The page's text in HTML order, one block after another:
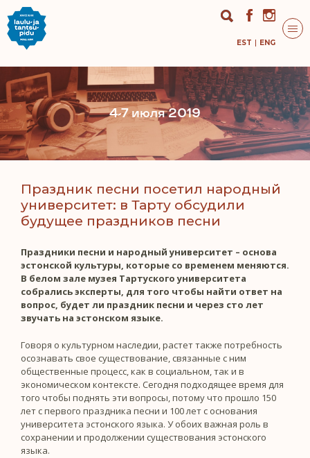
EST ENG
4-7 июля 2019
Праздник песни посетил народный
университет: в Тарту обсудили
будущее праздников песни
Праздники песни и народный университет – основа
эстонской культуры, которые со временем меняются.
В белом зале музея Тартуского университета
собрались эксперты, для того чтобы найти ответ на
вопрос, будет ли праздник песни и через сто лет
звучать на эстонском языке.
Говоря о культурном наследии, растет также потребность
осознавать свое существование, связанные с ним
общественные процесс, как в социальном, так и в
экономическом контексте. Сегодня подходящее время для
того чтобы поднять эти вопросы, потому что прошло 150
лет с первого праздника песни и 100 лет с основания
университета эстонского языка. У обоих важная роль в
сохранении и продолжении существования эстонского
языка.